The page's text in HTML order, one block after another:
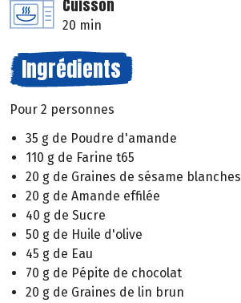
Cuisson
20 min
Ingrédients
Pour 2 personnes
35 g de Poudre d'amande
110 g de Farine t65
20 g de Graines de sésame blanches
20 g de Amande effilée
40 g de Sucre
50 g de Huile d'olive
45 g de Eau
70 g de Pépite de chocolat
20 g de Graines de lin brun